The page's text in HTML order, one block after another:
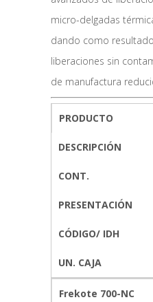
micro-delgadas
dando como
liberaciones sin
de manufactura
PRODUCTO
DESCRIPCIÓN
CONT.
PRESENTACIÓN
CÓDIGO/ IDH
UN. CAJA
Frekote 700-NC